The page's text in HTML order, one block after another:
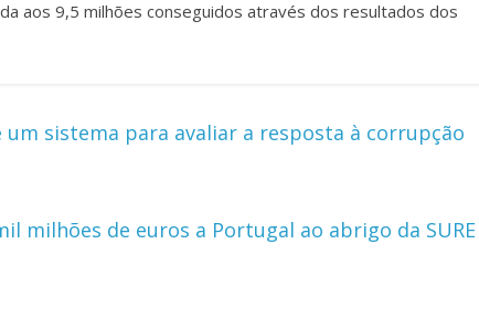
aos 9,5 milhões conseguidos através dos resultados dos
sistema para avaliar a resposta à corrupção
milhões de euros a Portugal ao abrigo da SURE